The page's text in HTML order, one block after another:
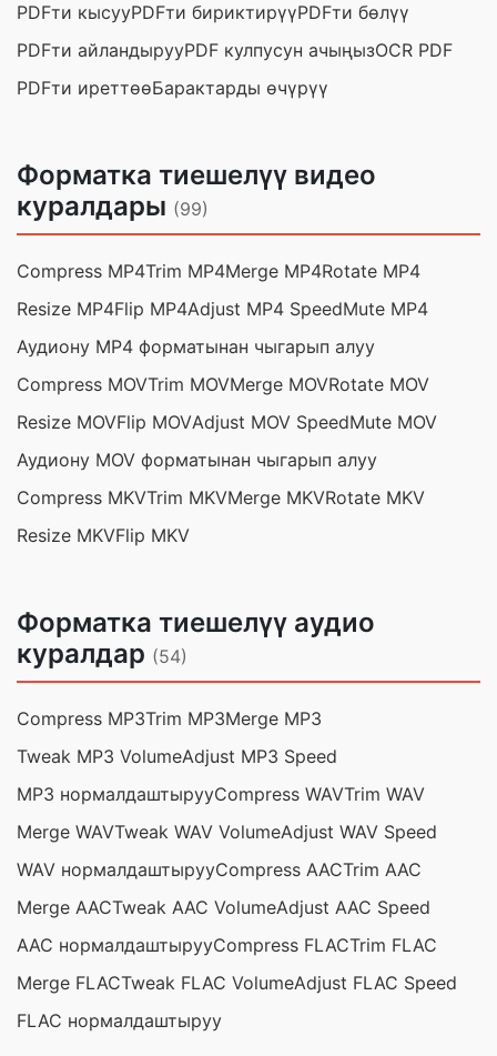
PDFти кысууPDFти бириктирүүPDFти бөлүү
PDFти айландырууPDF кулпусун ачыңызOCR PDF
PDFти иреттөөБарактарды өчүрүү
Форматка тиешелүү видео
куралдары (99)
Compress MP4Trim MP4Merge MP4Rotate MP4
Resize MP4Flip MP4Adjust MP4 SpeedMute MP4
Аудиону MP4 форматынан чыгарып алуу
Compress MOVTrim MOVMerge MOVRotate MOV
Resize MOVFlip MOVAdjust MOV SpeedMute MOV
Аудиону MOV форматынан чыгарып алуу
Compress MKVTrim MKVMerge MKVRotate MKV
Resize MKVFlip MKV
Форматка тиешелүү аудио
куралдар (54)
Compress MP3Trim MP3Merge MP3
Tweak MP3 VolumeAdjust MP3 Speed
MP3 нормалдаштырууCompress WAVTrim WAV
Merge WAVTweak WAV VolumeAdjust WAV Speed
WAV нормалдаштырууCompress AACTrim AAC
Merge AACTweak AAC VolumeAdjust AAC Speed
AAC нормалдаштырууCompress FLACTrim FLAC
Merge FLACTweak FLAC VolumeAdjust FLAC Speed
FLAC нормалдаштыруу